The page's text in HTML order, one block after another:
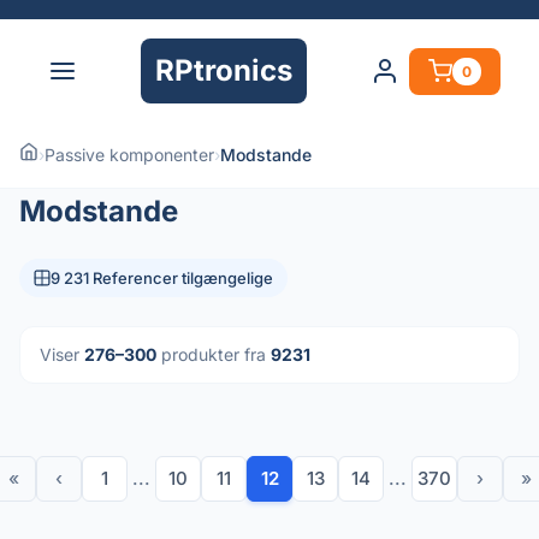
RPtronics 0
›Passive komponenter›Modstande
Modstande
9 231 Referencer tilgængelige
Viser 276–300 produkter fra 9231
« ‹ 1 ... 10 11 12 13 14 ... 370 › »